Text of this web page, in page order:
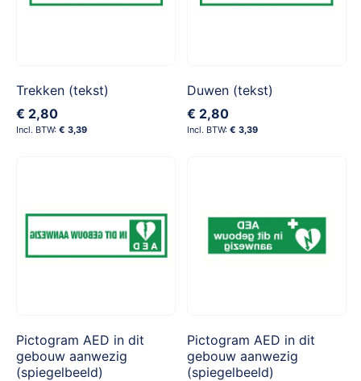
Trekken (tekst)
€ 2,80
€ 3,39
Duwen (tekst)
€ 2,80
€ 3,39
Pictogram AED in dit
gebouw aanwezig
(spiegelbeeld)
Pictogram AED in dit
gebouw aanwezig
(spiegelbeeld)